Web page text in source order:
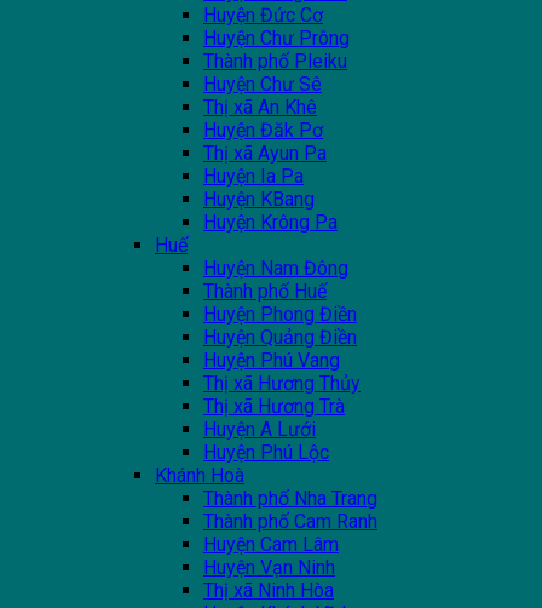
Huyện Đức Cơ
Huyện Chư Prông
Thành phố Pleiku
Huyện Chư Sê
Thị xã An Khê
Huyện Đăk Pơ
Thị xã Ayun Pa
Huyện Ia Pa
Huyện KBang
Huyện Krông Pa
Huế
Huyện Nam Đông
Thành phố Huế
Huyện Phong Điền
Huyện Quảng Điền
Huyện Phú Vang
Thị xã Hương Thủy
Thị xã Hương Trà
Huyện A Lưới
Huyện Phú Lộc
Khánh Hoà
Thành phố Nha Trang
Thành phố Cam Ranh
Huyện Cam Lâm
Huyện Vạn Ninh
Thị xã Ninh Hòa